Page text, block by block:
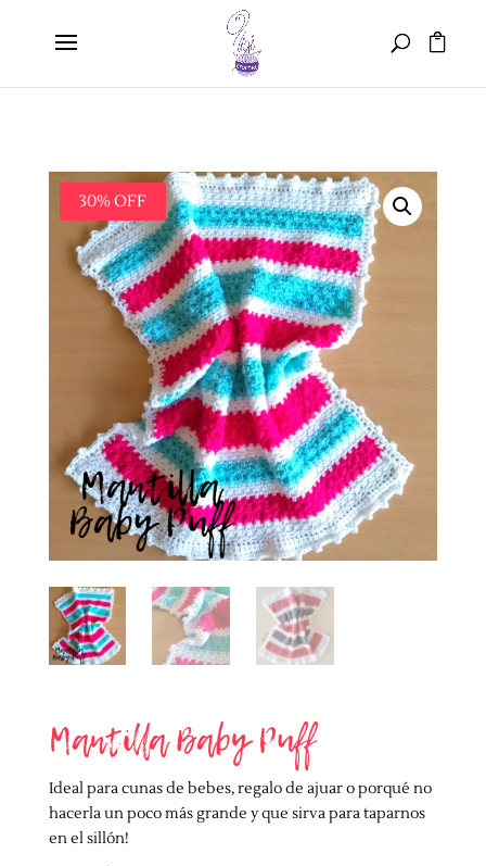
30% OFF
Mantilla Baby Puff
Ideal para cunas de bebes, regalo de ajuar o porqué no
hacerla un poco más grande y que sirva para taparnos
en el sillón!